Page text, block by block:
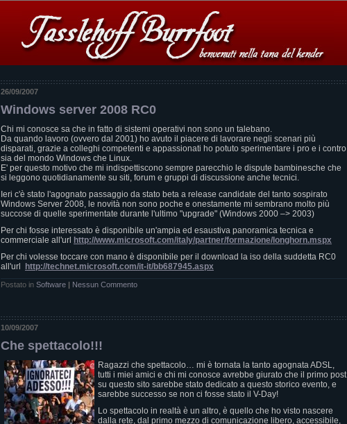
26/09/2007
Windows server 2008 RC0
Chi mi conosce sa che in fatto di sistemi operativi non sono un talebano.
Da quando lavoro (ovvero dal 2001) ho avuto il piacere di lavorare negli scenari più
disparati, grazie a colleghi competenti e appassionati ho potuto sperimentare i pro e i contro
sia del mondo Windows che Linux.
E' per questo motivo che mi indispettiscono sempre parecchio le dispute bambinesche che
si leggono quotidianamente su siti, forum e gruppi di discussione anche tecnici.
Ieri c'è stato l'agognato passaggio da stato beta a release candidate del tanto sospirato
Windows Server 2008, le novità non sono poche e onestamente mi sembrano molto più
succose di quelle sperimentate durante l'ultimo "upgrade" (Windows 2000 –> 2003)
Per chi fosse interessato è disponibile un'ampia ed esaustiva panoramica tecnica e
commerciale all'url http://www.microsoft.com/italy/partner/formazione/longhorn.mspx
Per chi volesse toccare con mano è disponibile per il download la iso della suddetta RC0
all'url
http://technet.microsoft.com/it-it/bb687945.aspx
Postato in Software | Nessun Commento
10/09/2007
Che spettacolo!!!
Ragazzi che spettacolo… mi è tornata la tanto agognata ADSL,
tutti i miei amici e chi mi conosce avrebbe giurato che il primo post
su questo sito sarebbe stato dedicato a questo storico evento, e
sarebbe successo se non ci fosse stato il V-Day!
Lo spettacolo in realtà è un altro, è quello che ho visto nascere
dalla rete, dal primo mezzo di comunicazione libero, accessibile,